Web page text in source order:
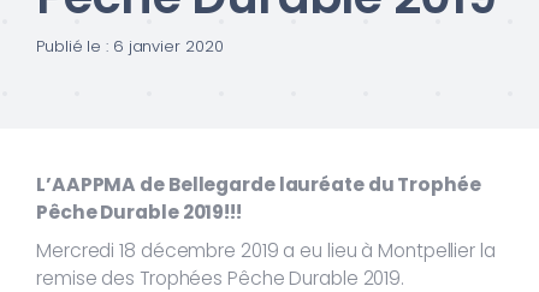
Publié le : 6 janvier 2020
L’AAPPMA de Bellegarde lauréate du Trophée
Pêche Durable 2019!!!
Mercredi 18 décembre 2019 a eu lieu à Montpellier la
remise des Trophées Pêche Durable 2019.